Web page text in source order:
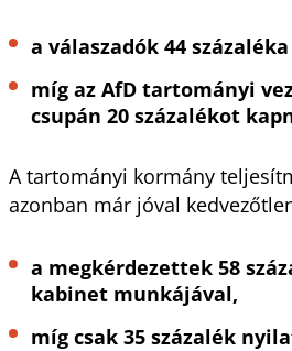
a válaszadók 44
míg az AfD tartományi
csupán 20 százalékot
A tartományi kormány
azonban már jóval
a megkérdezettek 58
kabinet munkájával,
míg csak 35 százalék